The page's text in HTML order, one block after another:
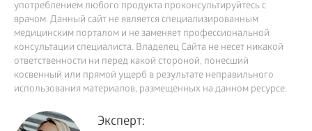
употреблением любого продукта проконсультируйтесь с
врачом. Данный сайт не является специализированным
медицинским порталом и не заменяет профессиональной
консультации специалиста. Владелец Сайта не несет никакой
ответственности ни перед какой стороной, понесший
косвенный или прямой ущерб в результате неправильного
использования материалов, размещенных на данном ресурсе.
Эксперт: